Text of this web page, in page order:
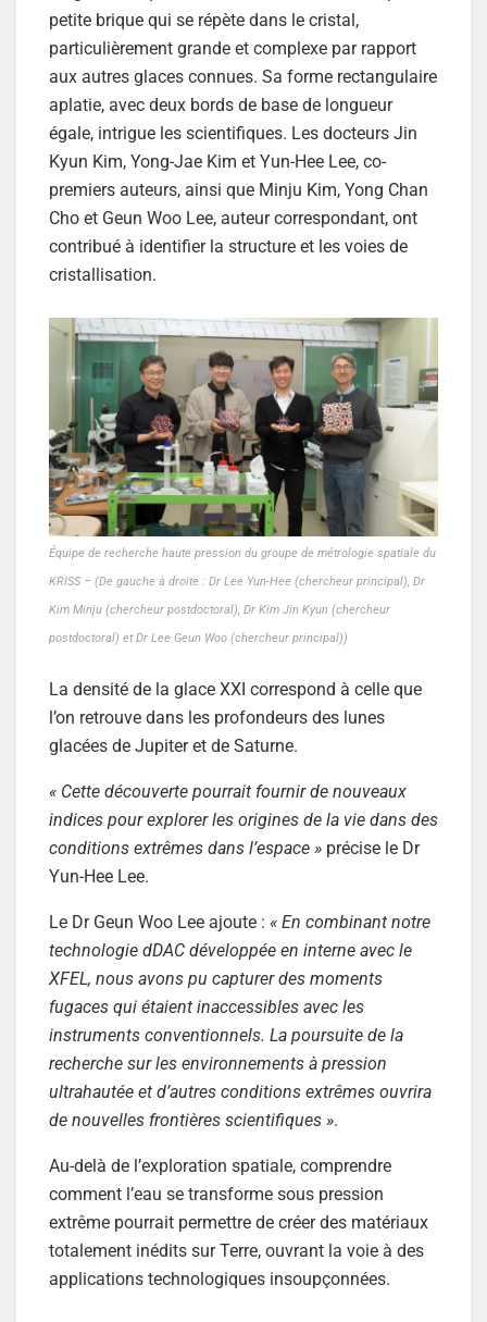
petite brique qui se répète dans le cristal,
particulièrement grande et complexe par rapport
aux autres glaces connues. Sa forme rectangulaire
aplatie, avec deux bords de base de longueur
égale, intrigue les scientifiques. Les docteurs Jin
Kyun Kim, Yong-Jae Kim et Yun-Hee Lee, co-
premiers auteurs, ainsi que Minju Kim, Yong Chan
Cho et Geun Woo Lee, auteur correspondant, ont
contribué à identifier la structure et les voies de
cristallisation.
Équipe de recherche haute pression du groupe de métrologie spatiale du
KRISS – (De gauche à droite : Dr Lee Yun-Hee (chercheur principal), Dr
Kim Minju (chercheur postdoctoral), Dr Kim Jin Kyun (chercheur
postdoctoral) et Dr Lee Geun Woo (chercheur principal))
La densité de la glace XXI correspond à celle que
l’on retrouve dans les profondeurs des lunes
glacées de Jupiter et de Saturne.
« Cette découverte pourrait fournir de nouveaux
indices pour explorer les origines de la vie dans des
conditions extrêmes dans l’espace » précise le Dr
Yun-Hee Lee.
Le Dr Geun Woo Lee ajoute : « En combinant notre
technologie dDAC développée en interne avec le
XFEL, nous avons pu capturer des moments
fugaces qui étaient inaccessibles avec les
instruments conventionnels. La poursuite de la
recherche sur les environnements à pression
ultrahautée et d’autres conditions extrêmes ouvrira
de nouvelles frontières scientifiques ».
Au-delà de l’exploration spatiale, comprendre
comment l’eau se transforme sous pression
extrême pourrait permettre de créer des matériaux
totalement inédits sur Terre, ouvrant la voie à des
applications technologiques insoupçonnées.